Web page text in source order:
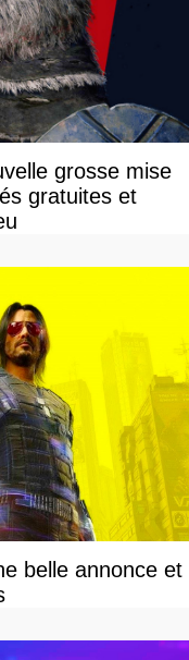
grosse mise
gratuites et
belle annonce et